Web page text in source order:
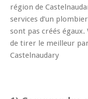
région de
services d’un
sont pas créés égaux.
de tirer le meilleur
Castelnaudary